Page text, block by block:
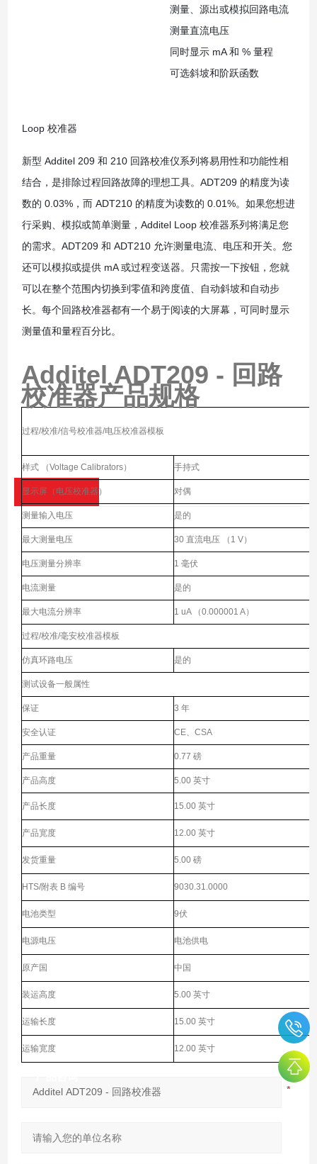
测量、源出或模拟回路电流
测量直流电压
同时显示 mA 和 % 量程
可选斜坡和阶跃函数
Loop 校准器
新型 Additel 209 和 210 回路校准仪系列将易用性和功能性相
结合，是排除过程回路故障的理想工具。ADT209 的精度为读
数的 0.03%，而 ADT210 的精度为读数的 0.01%。如果您想进
行采购、模拟或简单测量，Additel Loop 校准器系列将满足您
的需求。ADT209 和 ADT210 允许测量电流、电压和开关。您
还可以模拟或提供 mA 或过程变送器。只需按一下按钮，您就
可以在整个范围内切换到零值和跨度值、自动斜坡和自动步
长。每个回路校准器都有一个易于阅读的大屏幕，可同时显示
测量值和量程百分比。
Additel ADT209 - 回路
校准器产品规格
过程/校准/信号校准器/电压校准器模板
样式 （Voltage Calibrators） 手持式
显示屏（电压校准器） 对偶
测量输入电压 是的
最大测量电压 30 直流电压 （1 V）
电压测量分辨率 1 毫伏
电流测量 是的
最大电流分辨率 1 uA （0.000001 A）
过程/校准/毫安校准器模板
仿真环路电压 是的
测试设备一般属性
保证 3 年
安全认证 CE、CSA
产品重量 0.77 磅
产品高度 5.00 英寸
产品长度 15.00 英寸
产品宽度 12.00 英寸
发货重量 5.00 磅
HTS/附表 B 编号 9030.31.0000
电池类型 9伏
电源电压 电池供电
原产国 中国
装运高度 5.00 英寸
运输长度 15.00 英寸
运输宽度 12.00 英寸